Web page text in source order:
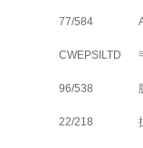
77/584
CWEPSILTD
96/538
22/218